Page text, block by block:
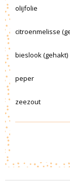
olijfolie
citroenmelisse
bieslook (gehakt)
peper
zeezout